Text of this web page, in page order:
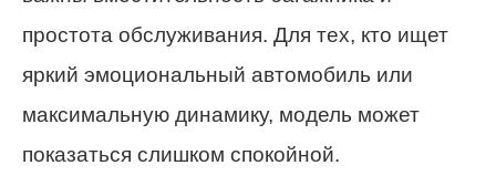
простота обслуживания. Для тех, кто ищет
яркий эмоциональный автомобиль или
максимальную динамику, модель может
показаться слишком спокойной.